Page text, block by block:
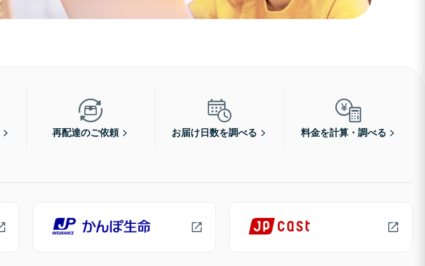
再配達のご依頼 お届け日数を調べる 料金を計算・調べる